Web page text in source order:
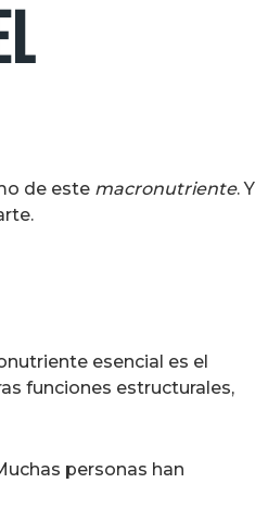
de este macronutriente. Y
esencial es el
funciones estructurales,
personas han